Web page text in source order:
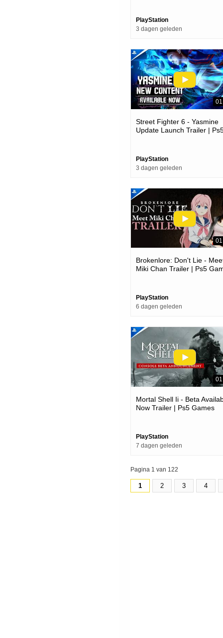
PlayStation
3 dagen geleden
Street Fighter 6 - Yasmine
Update Launch Trailer |
PlayStation
3 dagen geleden
Brokenlore: Don't Lie -
Miki Chan Trailer | Ps5
PlayStation
6 dagen geleden
Mortal Shell Ii - Beta
Now Trailer | Ps5 Games
PlayStation
7 dagen geleden
Pagina 1 van 122
1 2 3 4